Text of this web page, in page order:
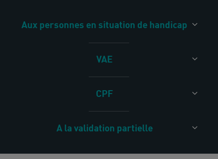
Aux personnes en situation de handicap
VAE
CPF
A la validation partielle